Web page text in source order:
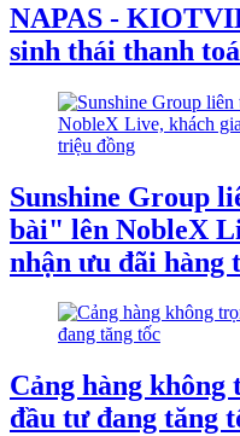
NAPAS -
sinh thái thanh
Sunshine Group
bài" lên NobleX
nhận ưu đãi hàng
Cảng hàng
đầu tư đang tăng